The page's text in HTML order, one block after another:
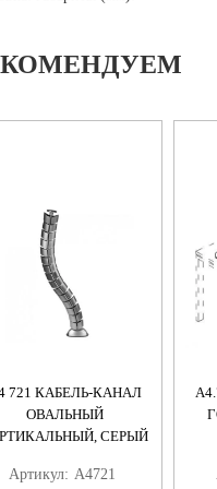
721 КАБЕЛЬ-КАНАЛ
ОВАЛЬНЫЙ
СЕРЫЙ
Артикул: А4721